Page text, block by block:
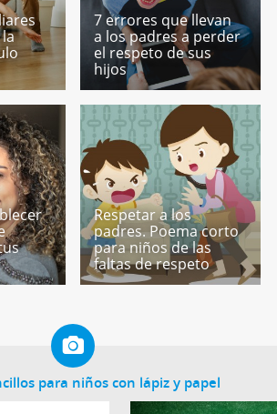
7 errores que llevan
a los padres a perder
el respeto de sus
hijos
Respetar a los
padres. Poema corto
para niños de las
faltas de respeto
para niños con lápiz y papel